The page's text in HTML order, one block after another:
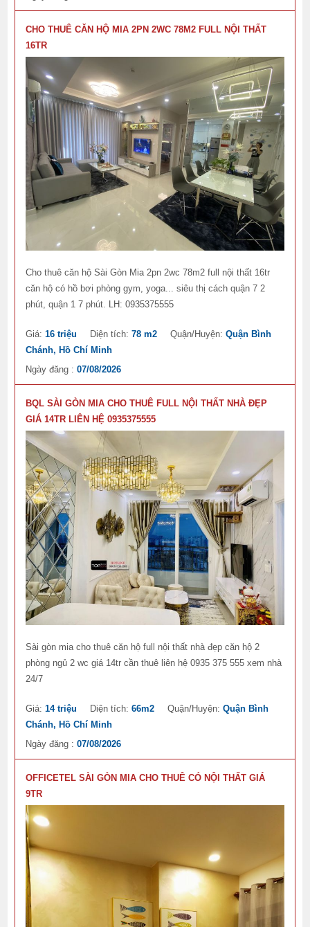
CHO THUÊ CĂN HỘ MIA 2PN 2WC 78M2 FULL NỘI THẤT
16TR
Cho thuê căn hộ Sài Gòn Mia 2pn 2wc 78m2 full nội thất 16tr
căn hộ có hồ bơi phòng gym, yoga... siêu thị cách quận 7 2
phút, quận 1 7 phút. LH: 0935375555
Giá:16 triệu Diện tích:78 m2 Quận/Huyện:Quận Bình
Chánh, Hồ Chí Minh
Ngày đăng :07/08/2026
BQL SÀI GÒN MIA CHO THUÊ FULL NỘI THẤT NHÀ ĐẸP
GIÁ 14TR LIÊN HỆ 0935375555
Sài gòn mia cho thuê căn hộ full nội thất nhà đẹp căn hộ 2
phòng ngủ 2 wc giá 14tr cần thuê liên hệ 0935 375 555 xem nhà
24/7
Giá:14 triệu Diện tích:66m2 Quận/Huyện:Quận Bình
Chánh, Hồ Chí Minh
Ngày đăng :07/08/2026
OFFICETEL SÀI GÒN MIA CHO THUÊ CÓ NỘI THẤT GIÁ
9TR